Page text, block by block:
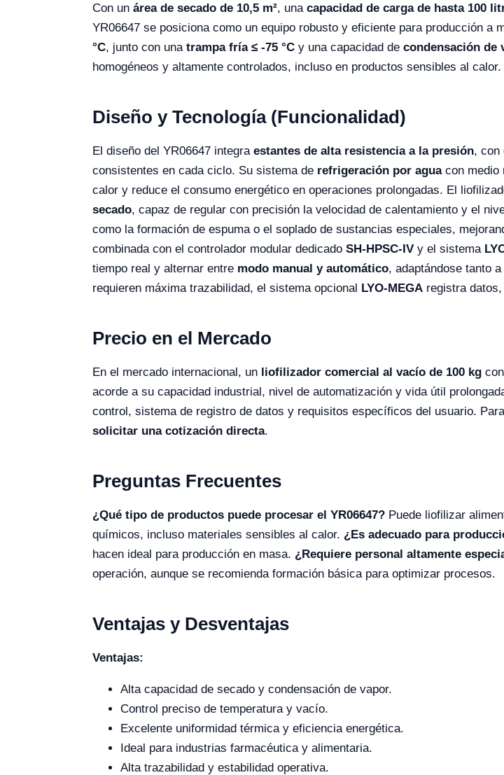
Con un área de secado de 10,5 m², una capacidad de carga de hasta 100
YR06647 se posiciona como un equipo robusto y eficiente para producción a
°C, junto con una trampa fría ≤ -75 °C y una capacidad de condensación de
homogéneos y altamente controlados, incluso en productos sensibles al calor.
Diseño y Tecnología (Funcionalidad)
El diseño del YR06647 integra estantes de alta resistencia a la presión, con
consistentes en cada ciclo. Su sistema de refrigeración por aguacon medio
calor y reduce el consumo energético en operaciones prolongadas. El
secado, capaz de regular con precisión la velocidad de calentamiento y el
como la formación de espuma o el soplado de sustancias especiales,
combinada con el controlador modular dedicado SH-HPSC-IV y el sistema
tiempo real y alternar entre modo manual y automático, adaptándose tanto
requieren máxima trazabilidad, el sistema opcional LYO-MEGA registra
Precio en el Mercado
En el mercado internacional, un liofilizador comercial al vacío de 100 kg
acorde a su capacidad industrial, nivel de automatización y vida útil
control, sistema de registro de datos y requisitos específicos del usuario.
solicitar una cotización directa.
Preguntas Frecuentes
¿Qué tipo de productos puede procesar el YR06647? Puede liofilizar
químicos, incluso materiales sensibles al calor. ¿Es adecuado para
hacen ideal para producción en masa. ¿Requiere personal altamente
operación, aunque se recomienda formación básica para optimizar procesos.
Ventajas y Desventajas
Ventajas:
Alta capacidad de secado y condensación de vapor.
Control preciso de temperatura y vacío.
Excelente uniformidad térmica y eficiencia energética.
Ideal para industrias farmacéutica y alimentaria.
Alta trazabilidad y estabilidad operativa.